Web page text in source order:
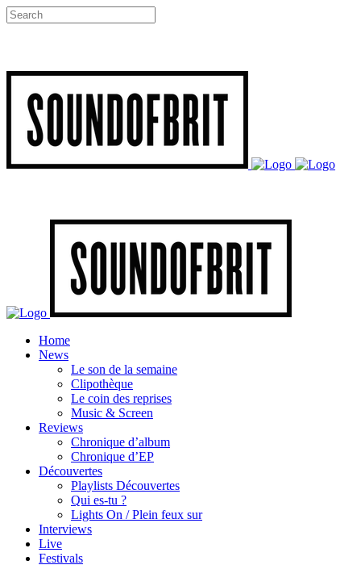
Home
News
Le son de la semaine
Clipothèque
Le coin des reprises
Music & Screen
Reviews
Chronique d’album
Chronique d’EP
Découvertes
Playlists Découvertes
Qui es-tu ?
Lights On / Plein feux sur
Interviews
Live
Festivals